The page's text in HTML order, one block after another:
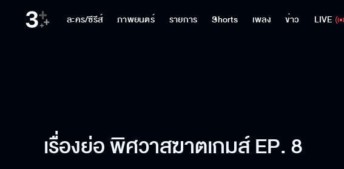
ละคร/ซีรีส์ ภาพยนตร์ รายการ Shorts เพลง ข่าว LIVE
เรื่องย่อ พิศวาสฆาตเกมส์ EP. 8